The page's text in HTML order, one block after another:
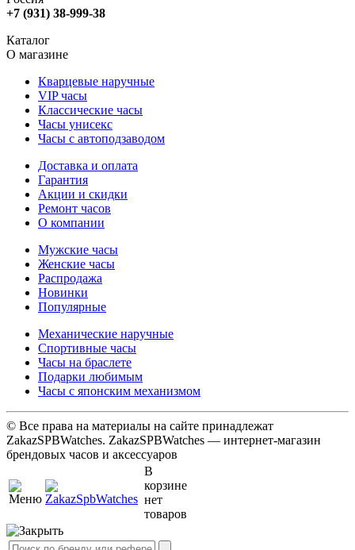
+7 (931) 38-999-38
Каталог
О магазине
Кварцевые наручные
VIP часы
Классические часы
Часы унисекс
Часы с автоподзаводом
Доставка и оплата
Гарантия
Акции и скидки
Ремонт часов
О компании
Мужские часы
Женские часы
Распродажа
Новинки
Популярные
Механические наручные
Спортивные часы
Часы на браслете
Подарки любимым
Часы с японским механизмом
© Все права на материалы на сайте принадлежат
ZakazSPBWatches. ZakazSPBWatches — интернет-магазин
брендовых часов и аксессуаров
В
корзине
нет
товаров